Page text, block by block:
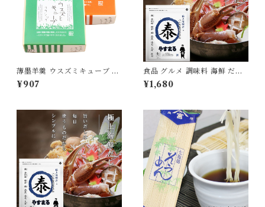
薄墨羊羹 ウスズミキューブ ク
ラシック キャラメル 各1箱 [y
okan-cb-mix2b]
¥907
食品 グルメ 調味料 海鮮 だし
出汁 パック 30包入り 極上 テ
ィーパック やすまる [ysmr-k
¥1,680